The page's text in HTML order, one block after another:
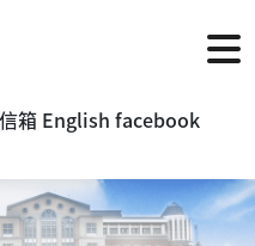
箱 English facebook